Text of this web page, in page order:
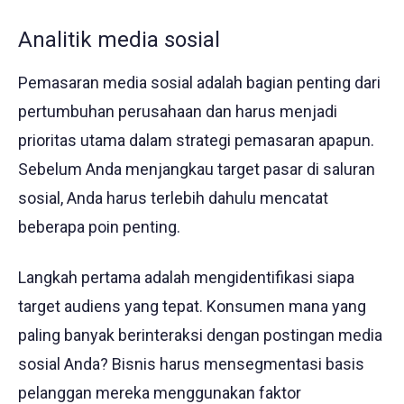
Analitik media sosial
Pemasaran media sosial adalah bagian penting dari
pertumbuhan perusahaan dan harus menjadi
prioritas utama dalam strategi pemasaran apapun.
Sebelum Anda menjangkau target pasar di saluran
sosial, Anda harus terlebih dahulu mencatat
beberapa poin penting.
Langkah pertama adalah mengidentifikasi siapa
target audiens yang tepat. Konsumen mana yang
paling banyak berinteraksi dengan postingan media
sosial Anda? Bisnis harus mensegmentasi basis
pelanggan mereka menggunakan faktor